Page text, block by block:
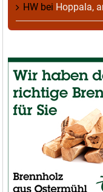
HW bei Hoppala,